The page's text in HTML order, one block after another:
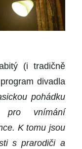
(i tradičně
divadla
pohádku
vnímání
K tomu jsou
s prarodiči a